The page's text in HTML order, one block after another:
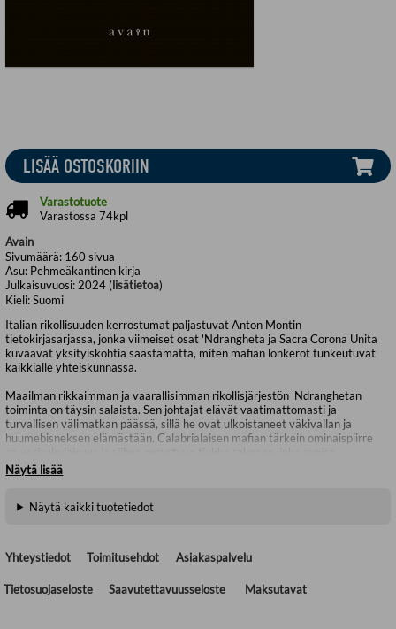
Avain
Sivumäärä: 160 sivua
Asu: Pehmeäkantinen kirja
Julkaisuvuosi: 2024 (lisätietoa)
Kieli:Suomi
Italian rikollisuuden kerrostumat paljastuvat Anton Montin
tietokirjasarjassa, jonka viimeiset osat 'Ndrangheta ja Sacra Corona Unita
kuvaavat yksityiskohtia säästämättä, miten mafian lonkerot tunkeutuvat
kaikkialle yhteiskunnassa.
Maailman rikkaimman ja vaarallisimman rikollisjärjestön 'Ndranghetan
toiminta on täysin salaista. Sen johtajat elävät vaatimattomasti ja
turvallisen välimatkan päässä, sillä he ovat ulkoistaneet väkivallan ja
huumebisneksen elämästään. Calabrialaisen mafian tärkein ominaispiirre
‘Ndranghetaa tehokkaasti soluttautujilta ja ilmiantajilta. Se suu joka
puhuu, tuhotaan hapolla.
Mafioiden uusinta tulokasta, Etelä-Italian Apuliassa toimivaa neljättä
salakuljettaen Adrianmeren yli tupakkaa, huumeita, aseita ja ihmiskaupan
uhreja. Etelän synkät tulevaisuudennäkymät synnyttävät köyhyyttä ja
laillisuuden rajoja ja auttavat mafioita juurtumaan tiukemmin maaperään.
Näytä lisää
LISÄÄ OSTOSKORIIN
Varastotuote
Varastossa 74kpl
Näytä kaikki tuotetiedot
Yhteystiedot Toimitusehdot Asiakaspalvelu
Tietosuojaseloste Saavutettavuusseloste Maksutavat